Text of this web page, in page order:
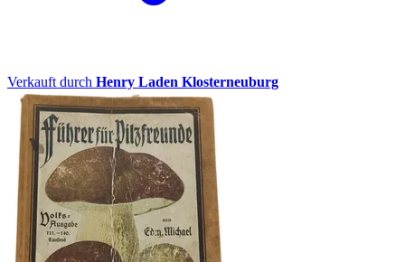
Verkauft durch Henry Laden Klosterneuburg